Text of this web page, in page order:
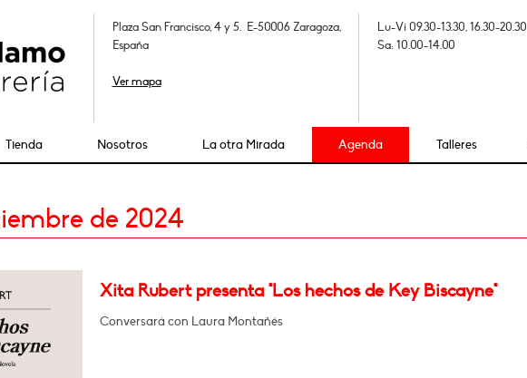
Plaza San Francisco, 4 y 5. E-50006 Zaragoza,
España
Ver mapa
Lu-Vi 09.30-13.30, 16.30-20.30
Sa: 10.00-14.00
Tienda Nosotros La otra Mirada Agenda Talleres
de 2024
Xita Rubert presenta "Los hechos de Key Biscayne"
Conversará con Laura Montañés